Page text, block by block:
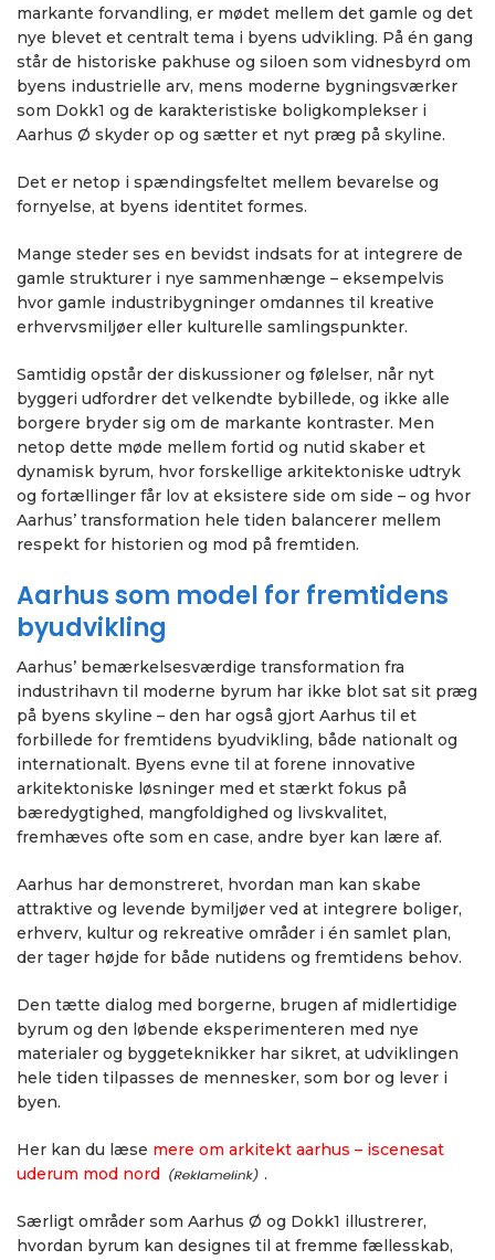
markante forvandling, er mødet mellem det gamle og det
nye blevet et centralt tema i byens udvikling. På én gang
står de historiske pakhuse og siloen som vidnesbyrd om
byens industrielle arv, mens moderne bygningsværker
som Dokk1 og de karakteristiske boligkomplekser i
Aarhus Ø skyder op og sætter et nyt præg på skyline.
Det er netop i spændingsfeltet mellem bevarelse og
fornyelse, at byens identitet formes.
Mange steder ses en bevidst indsats for at integrere de
gamle strukturer i nye sammenhænge – eksempelvis
hvor gamle industribygninger omdannes til kreative
erhvervsmiljøer eller kulturelle samlingspunkter.
Samtidig opstår der diskussioner og følelser, når nyt
byggeri udfordrer det velkendte bybillede, og ikke alle
borgere bryder sig om de markante kontraster. Men
netop dette møde mellem fortid og nutid skaber et
dynamisk byrum, hvor forskellige arkitektoniske udtryk
og fortællinger får lov at eksistere side om side – og hvor
Aarhus’ transformation hele tiden balancerer mellem
respekt for historien og mod på fremtiden.
Aarhus som model for fremtidens
byudvikling
Aarhus’ bemærkelsesværdige transformation fra
industrihavn til moderne byrum har ikke blot sat sit præg
på byens skyline – den har også gjort Aarhus til et
forbillede for fremtidens byudvikling, både nationalt og
internationalt. Byens evne til at forene innovative
arkitektoniske løsninger med et stærkt fokus på
bæredygtighed, mangfoldighed og livskvalitet,
fremhæves ofte som en case, andre byer kan lære af.
Aarhus har demonstreret, hvordan man kan skabe
attraktive og levende bymiljøer ved at integrere boliger,
erhverv, kultur og rekreative områder i én samlet plan,
der tager højde for både nutidens og fremtidens behov.
Den tætte dialog med borgerne, brugen af midlertidige
byrum og den løbende eksperimenteren med nye
materialer og byggeteknikker har sikret, at udviklingen
hele tiden tilpasses de mennesker, som bor og lever i
byen.
Her kan du læse mere om arkitekt aarhus – iscenesat
uderum mod nord
.
Særligt områder som Aarhus Ø og Dokk1 illustrerer,
hvordan byrum kan designes til at fremme fællesskab,